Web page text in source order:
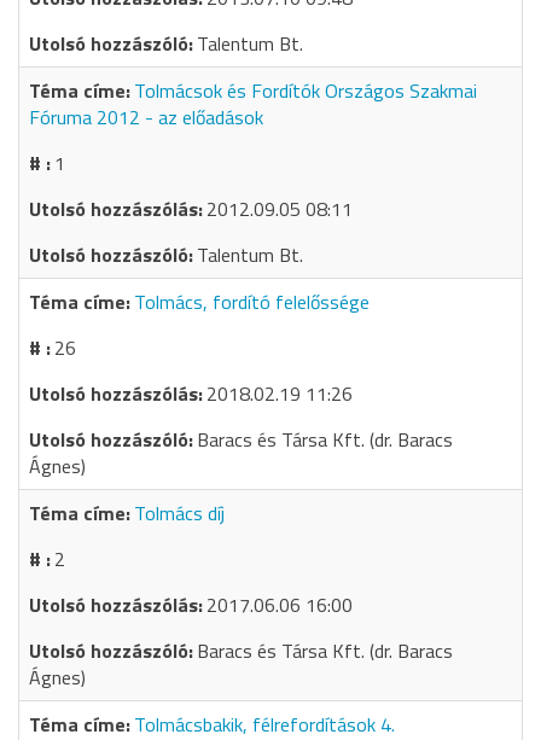
Talentum Bt.
Tolmácsok és Fordítók Országos Szakmai
Fóruma 2012 - az előadások
1
2012.09.05 08:11
Talentum Bt.
Tolmács, fordító felelőssége
26
2018.02.19 11:26
Baracs és Társa Kft. (dr. Baracs
Ágnes)
Tolmács díj
2
2017.06.06 16:00
Baracs és Társa Kft. (dr. Baracs
Ágnes)
Tolmácsbakik, félrefordítások 4.